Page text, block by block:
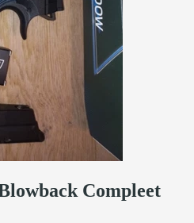
Compleet